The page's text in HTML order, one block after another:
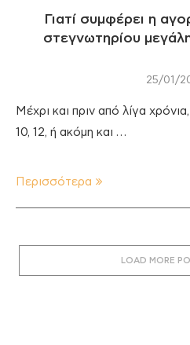
Γιατί συμφέρει η
στεγνωτηρίου
25/01/
Μέχρι και πριν από λίγα
10, 12, ή ακόμη και …
Περισσότερα
LOAD MORE